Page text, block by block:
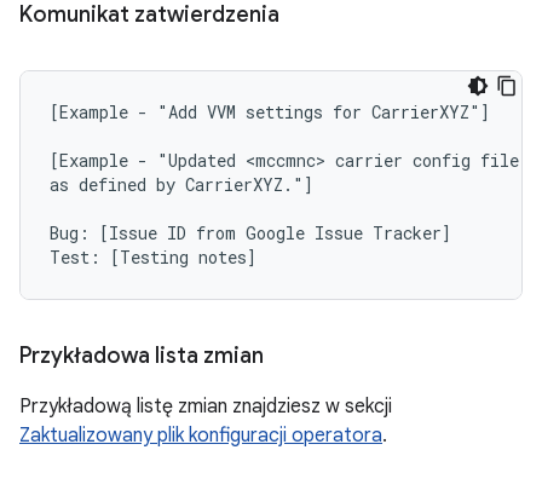
Komunikat zatwierdzenia
[Example - "Add VVM settings for CarrierXYZ"]
[Example - "Updated <mccmnc> carrier config file
as defined by CarrierXYZ."]
Bug: [Issue ID from Google Issue Tracker]
Przykładowa lista zmian
Przykładową listę zmian znajdziesz w sekcji
Zaktualizowany plik konfiguracji operatora.